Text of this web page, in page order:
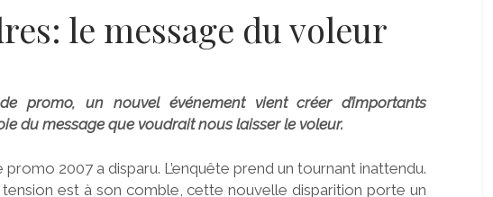
le message du voleur
promo, un nouvel événement vient créer d’importants
du message que voudrait nous laisser le voleur.
2007 a disparu. L’enquête prend un tournant inattendu.
est à son comble, cette nouvelle disparition porte un